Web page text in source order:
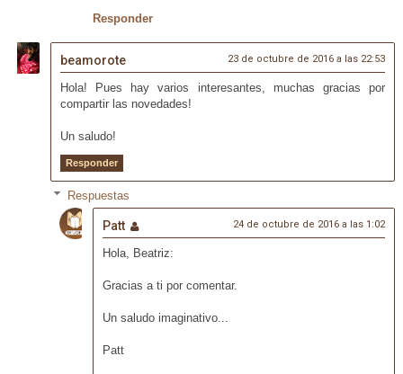
Responder
beamorote 23 de octubre de 2016 a las 22:53
Hola! Pues hay varios interesantes, muchas gracias por
compartir las novedades!
Un saludo!
Responder
Respuestas
Patt 24 de octubre de 2016 a las 1:02
Hola, Beatriz:
Gracias a ti por comentar.
Un saludo imaginativo...
Patt